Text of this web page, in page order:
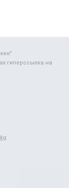
гиперссылка на